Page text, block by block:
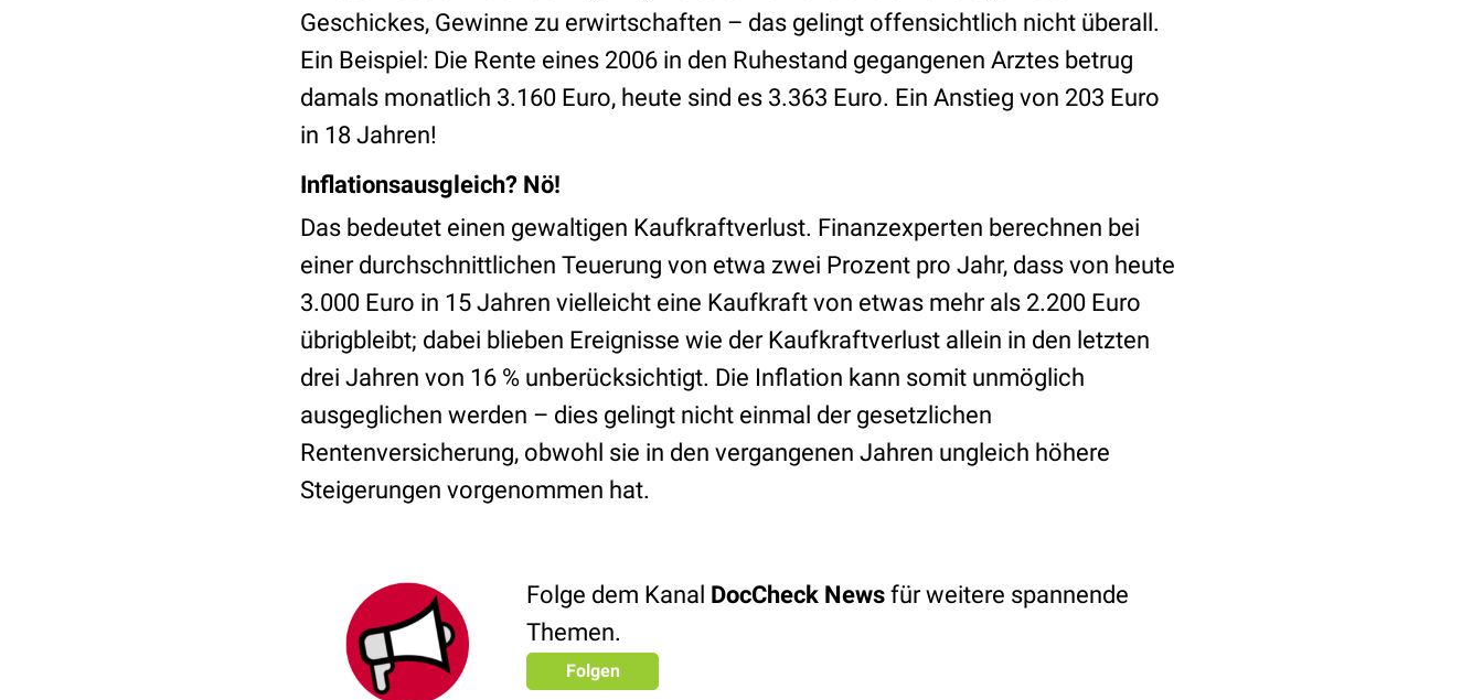
Geschickes, Gewinne zu erwirtschaften – das gelingt offensichtlich nicht überall.
Ein Beispiel: Die Rente eines 2006 in den Ruhestand gegangenen Arztes betrug
damals monatlich 3.160 Euro, heute sind es 3.363 Euro. Ein Anstieg von 203 Euro
in 18 Jahren!
Inflationsausgleich? Nö!
Das bedeutet einen gewaltigen Kaufkraftverlust. Finanzexperten berechnen bei
einer durchschnittlichen Teuerung von etwa zwei Prozent pro Jahr, dass von heute
3.000 Euro in 15 Jahren vielleicht eine Kaufkraft von etwas mehr als 2.200 Euro
übrigbleibt; dabei blieben Ereignisse wie der Kaufkraftverlust allein in den letzten
drei Jahren von 16 % unberücksichtigt. Die Inflation kann somit unmöglich
ausgeglichen werden – dies gelingt nicht einmal der gesetzlichen
Rentenversicherung, obwohl sie in den vergangenen Jahren ungleich höhere
Steigerungen vorgenommen hat.
Folge dem Kanal DocCheck News für weitere spannende
Themen.
Folgen